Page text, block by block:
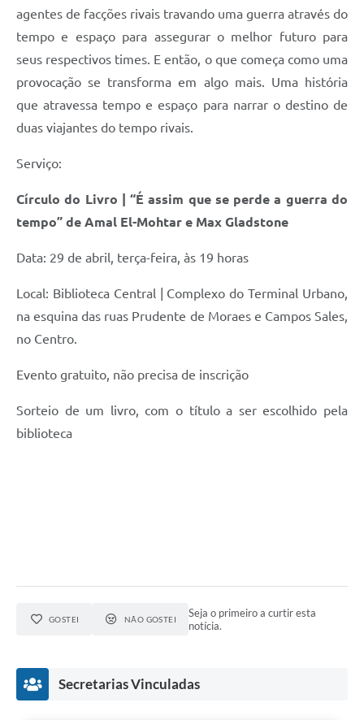
agentes de facções rivais travando uma guerra através do
tempo e espaço para assegurar o melhor futuro para
seus respectivos times. E então, o que começa como uma
provocação se transforma em algo mais. Uma história
que atravessa tempo e espaço para narrar o destino de
duas viajantes do tempo rivais.
Serviço:
Círculo do Livro | “É assim que se perde a guerra do
tempo” de Amal El-Mohtar e Max Gladstone
Data: 29 de abril, terça-feira, às 19 horas
Local: Biblioteca Central | Complexo do Terminal Urbano,
na esquina das ruas Prudente de Moraes e Campos Sales,
no Centro.
Evento gratuito, não precisa de inscrição
Sorteio de um livro, com o título a ser escolhido pela
biblioteca
GOSTEI NÃO GOSTEI
Seja o primeiro a curtir esta
notícia.
Secretarias Vinculadas